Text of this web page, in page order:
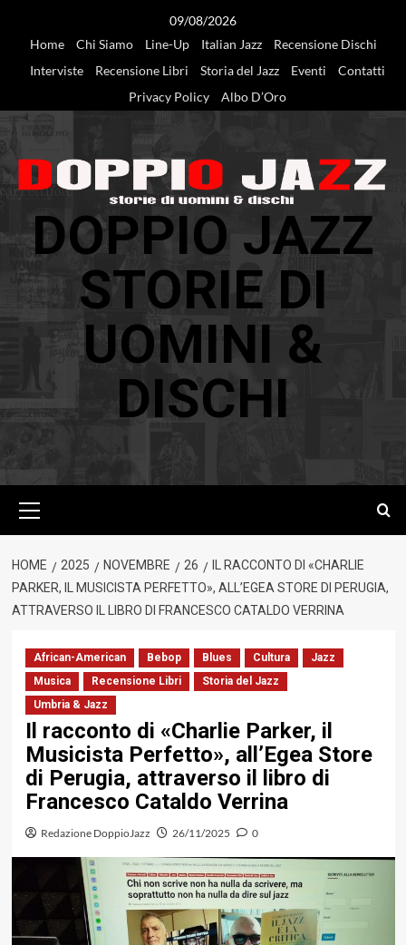
09/08/2026
Home
Chi Siamo Line-Up Italian Jazz
Recensione Dischi
Interviste
Recensione Libri Storia del Jazz Eventi
Contatti
Privacy Policy
Albo D’Oro
DOPPIO JAZZ
STORIE DI
UOMINI &
DISCHI
principale
HOME 2025 NOVEMBRE 26
IL RACCONTO DI «CHARLIE
PARKER, IL MUSICISTA PERFETTO», ALL’EGEA STORE DI PERUGIA,
ATTRAVERSO IL LIBRO DI FRANCESCO CATALDO VERRINA
African-American Bebop Blues Cultura
Jazz
Musica
Recensione Libri
Storia del Jazz
Umbria & Jazz
Il racconto di «Charlie Parker, il
Musicista Perfetto», all’Egea Store
di Perugia, attraverso il libro di
Francesco Cataldo Verrina
Redazione DoppioJazz 26/11/2025 0